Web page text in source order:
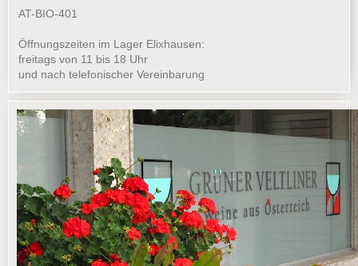
AT-BIO-401
Öffnungszeiten im Lager Elixhausen:
freitags von 11 bis 18 Uhr
und nach telefonischer Vereinbarung